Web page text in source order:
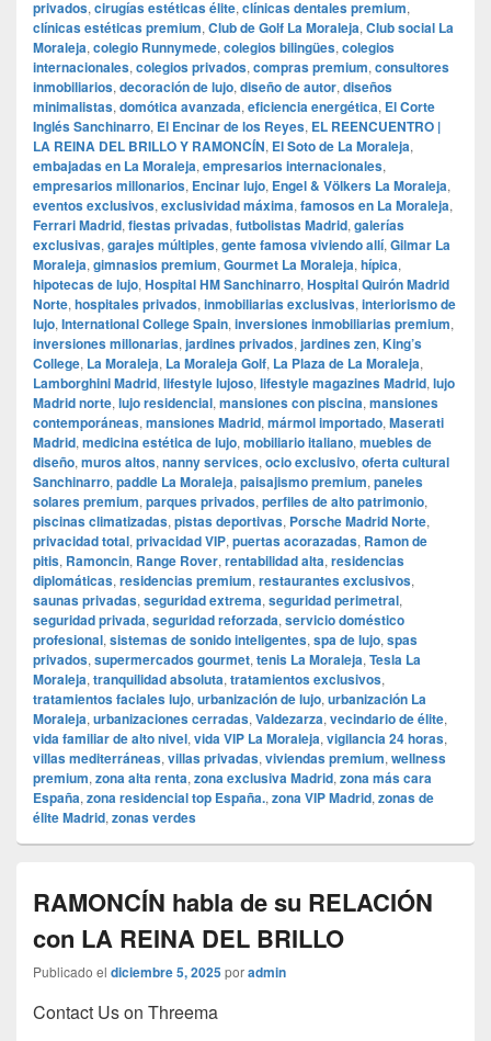
privados, cirugías estéticas élite, clínicas dentales premium,
clínicas estéticas premium, Club de Golf La Moraleja, Club social La
Moraleja, colegio Runnymede, colegios bilingües, colegios
internacionales, colegios privados, compras premium, consultores
inmobiliarios, decoración de lujo, diseño de autor, diseños
minimalistas, domótica avanzada, eficiencia energética, El Corte
Inglés Sanchinarro, El Encinar de los Reyes, EL REENCUENTRO |
LA REINA DEL BRILLO Y RAMONCÍN, El Soto de La Moraleja,
embajadas en La Moraleja, empresarios internacionales,
empresarios millonarios, Encinar lujo, Engel & Völkers La Moraleja,
eventos exclusivos, exclusividad máxima, famosos en La Moraleja,
Ferrari Madrid, fiestas privadas, futbolistas Madrid, galerías
exclusivas, garajes múltiples, gente famosa viviendo allí, Gilmar La
Moraleja, gimnasios premium, Gourmet La Moraleja, hípica,
hipotecas de lujo, Hospital HM Sanchinarro, Hospital Quirón Madrid
Norte, hospitales privados, inmobiliarias exclusivas, interiorismo de
lujo, International College Spain, inversiones inmobiliarias premium,
inversiones millonarias, jardines privados, jardines zen, King’s
College, La Moraleja, La Moraleja Golf, La Plaza de La Moraleja,
Lamborghini Madrid, lifestyle lujoso, lifestyle magazines Madrid, lujo
Madrid norte, lujo residencial, mansiones con piscina, mansiones
contemporáneas, mansiones Madrid, mármol importado, Maserati
Madrid, medicina estética de lujo, mobiliario italiano, muebles de
diseño, muros altos, nanny services, ocio exclusivo, oferta cultural
Sanchinarro, paddle La Moraleja, paisajismo premium, paneles
solares premium, parques privados, perfiles de alto patrimonio,
piscinas climatizadas, pistas deportivas, Porsche Madrid Norte,
privacidad total, privacidad VIP, puertas acorazadas, Ramon de
pitis, Ramoncin, Range Rover, rentabilidad alta, residencias
diplomáticas, residencias premium, restaurantes exclusivos,
saunas privadas, seguridad extrema, seguridad perimetral,
seguridad privada, seguridad reforzada, servicio doméstico
profesional, sistemas de sonido inteligentes, spa de lujo, spas
privados, supermercados gourmet, tenis La Moraleja, Tesla La
Moraleja, tranquilidad absoluta, tratamientos exclusivos,
tratamientos faciales lujo, urbanización de lujo, urbanización La
Moraleja, urbanizaciones cerradas, Valdezarza, vecindario de élite,
vida familiar de alto nivel, vida VIP La Moraleja, vigilancia 24 horas,
villas mediterráneas, villas privadas, viviendas premium, wellness
premium, zona alta renta, zona exclusiva Madrid, zona más cara
España, zona residencial top España., zona VIP Madrid, zonas de
élite Madrid, zonas verdes
RAMONCÍN habla de su RELACIÓN
con LA REINA DEL BRILLO
Publicado el diciembre 5, 2025poradmin
Contact Us on Threema